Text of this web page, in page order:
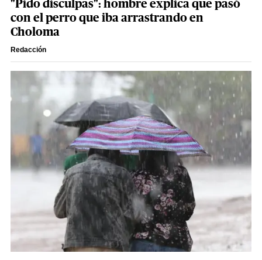
"Pido disculpas": hombre explica que pasó
con el perro que iba arrastrando en
Choloma
Redacción